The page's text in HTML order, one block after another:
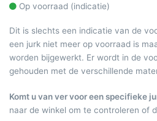
Op voorraad (indicatie)
Dit is slechts een indicatie van de
een jurk niet meer op voorraad is
worden bijgewerkt. Er wordt in de
gehouden met de verschillende
Komt u van ver voor een specifieke
naar de winkel om te controleren of